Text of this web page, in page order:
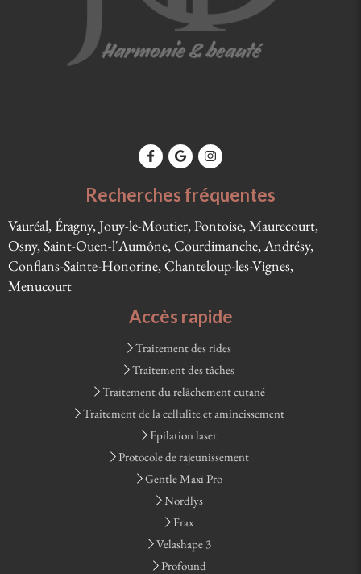
Recherches fréquentes
Vauréal, Éragny, Jouy-le-Moutier, Pontoise, Maurecourt,
Osny, Saint-Ouen-l'Aumône, Courdimanche, Andrésy,
Conflans-Sainte-Honorine, Chanteloup-les-Vignes,
Menucourt
Accès rapide
Traitement des rides
Traitement des tâches
Traitement du relâchement cutané
Traitement de la cellulite et amincissement
Epilation laser
Protocole de rajeunissement
Gentle Maxi Pro
Nordlys
Frax
Velashape 3
Profound